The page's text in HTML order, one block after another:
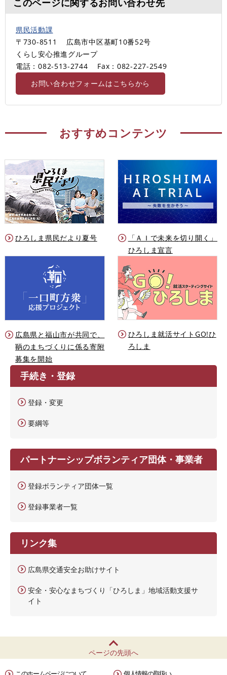
県民活動課
〒730-8511
広島市中区基町10番52号
くらし安心推進グループ
電話：082-513-2744
Fax：082-227-2549
お問い合わせフォームはこちらから
おすすめコンテンツ
ひろしま県民だより夏号
「ＡＩで未来を切り開く」
ひろしま宣言
広島県と福山市が共同で、
鞆のまちづくりに係る寄附
募集を開始
ひろしま就活サイトGO!ひ
ろしま
手続き・登録
登録・変更
要綱等
パートナーシップボランティア団体・事業者
登録ボランティア団体一覧
登録事業者一覧
リンク集
広島県交通安全お助けサイト
安全・安心なまちづくり「ひろしま」地域活動支援サ
イト
ページの先頭へ